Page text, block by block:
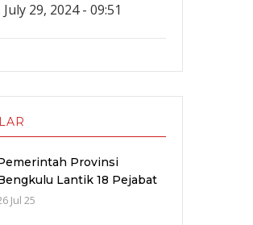
29, 2024 - 09:51
Provinsi
Lantik 18 Pejabat
untuk Penyegaran
Jul 25